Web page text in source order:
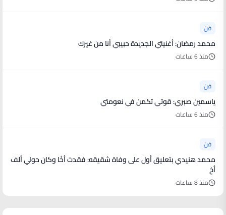
فن
محمد رمضان: أغنيتي الجديدة حبيبي أنا من غيرك
منذ 6 ساعات
فن
ياسمين صبري: قوتي تكمن في نعومتي
منذ 6 ساعات
فن
محمد هنيدي بتعليق أول على وفاة شقيقه: فقدت أخًا وكان حولي ألف
أخ
منذ 8 ساعات